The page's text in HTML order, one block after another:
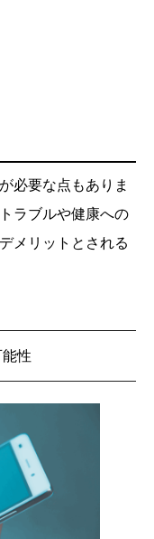
必要な点もありま
ラブルや健康への
メリットとされる
性